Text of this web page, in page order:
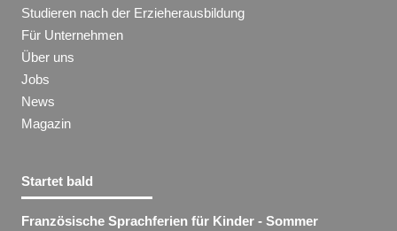
Studieren nach der Erzieherausbildung
Für Unternehmen
Über uns
Jobs
News
Magazin
Startet bald
Französische Sprachferien für Kinder - Sommer